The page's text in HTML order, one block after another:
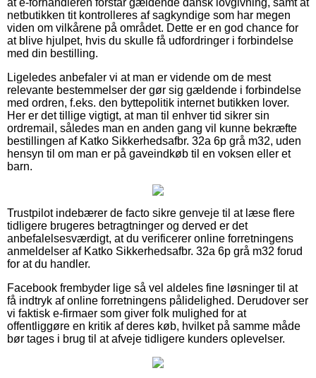
netbutikken tit kontrolleres af sagkyndige som har megen
viden om vilkårene på området. Dette er en god chance for
at blive hjulpet, hvis du skulle få udfordringer i forbindelse
med din bestilling.
Ligeledes anbefaler vi at man er vidende om de mest
relevante bestemmelser der gør sig gældende i forbindelse
med ordren, f.eks. den byttepolitik internet butikken lover.
Her er det tillige vigtigt, at man til enhver tid sikrer sin
ordremail, således man en anden gang vil kunne bekræfte
bestillingen af Katko Sikkerhedsafbr. 32a 6p grå m32, uden
hensyn til om man er på gaveindkøb til en voksen eller et
barn.
Trustpilot indebærer de facto sikre genveje til at læse flere
tidligere brugeres betragtninger og derved er det
anbefalelsesværdigt, at du verificerer online forretningens
anmeldelser af Katko Sikkerhedsafbr. 32a 6p grå m32 forud
for at du handler.
Facebook frembyder lige så vel aldeles fine løsninger til at
få indtryk af online forretningens pålidelighed. Derudover ser
vi faktisk e-firmaer som giver folk mulighed for at
offentliggøre en kritik af deres køb, hvilket på samme måde
bør tages i brug til at afveje tidligere kunders oplevelser.